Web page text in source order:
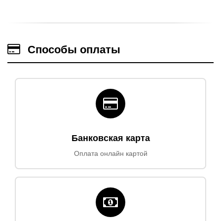
Способы оплаты
Банковская карта
Оплата онлайн картой